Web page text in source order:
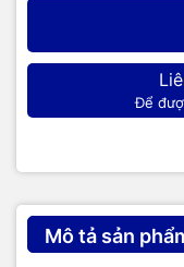
Để
Mô tả sản